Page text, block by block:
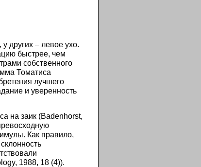
других – левое ухо.
быстрее, чем
собственного
Томатиса
лучшего
и уверенность
на заик (Badenhorst,
Как правило,
1988, 18 (4)).